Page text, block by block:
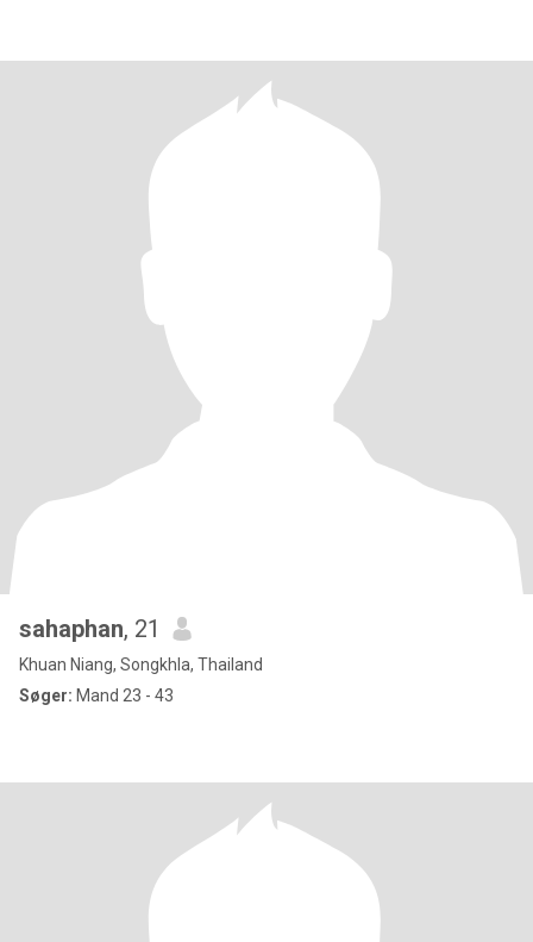
sahaphan, 21
Khuan Niang, Songkhla, Thailand
Søger: Mand 23 - 43